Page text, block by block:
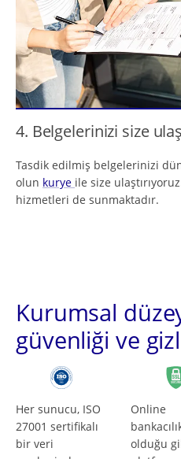
4. Belgelerinizi size
Tasdik edilmiş belgelerinizi
olun kurye ile size
hizmetleri de sunmaktadır.
Kurumsal
güvenliği ve
Her sunucu, ISO
27001 sertifikalı
bir veri
Online
olduğu